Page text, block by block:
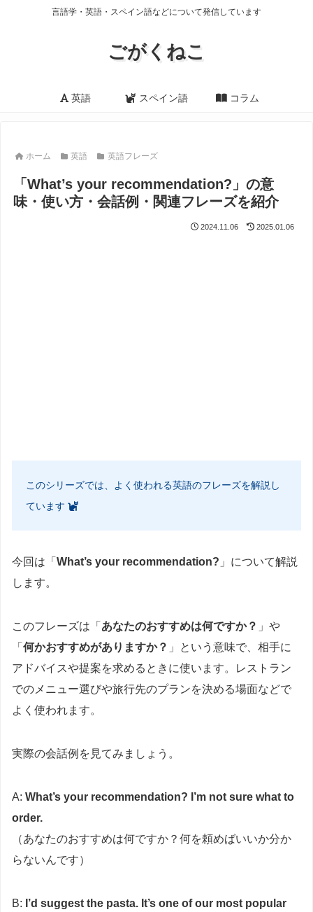
言語学・英語・スペイン語などについて発信しています
ごがくねこ
英語 スペイン語 コラム
ホーム 英語 英語フレーズ
「What’s your recommendation?」の意
味・使い方・会話例・関連フレーズを紹介
2024.11.06 2025.01.06
このシリーズでは、よく使われる英語のフレーズを解説し
ています
今回は「 What’s your recommendation? 」について解説
します。
このフレーズは「 あなたのおすすめは何ですか？ 」や
「 何かおすすめがありますか？ 」という意味で、相手に
アドバイスや提案を求めるときに使います。レストラン
でのメニュー選びや旅行先のプランを決める場面などで
よく使われます。
実際の会話例を見てみましょう。
A: What’s your recommendation? I’m not sure what to
order.
（あなたのおすすめは何ですか？何を頼めばいいか分か
らないんです）
B: I’d suggest the pasta. It’s one of our most popular